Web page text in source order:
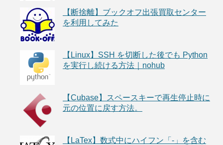
【断捨離】ブックオフ出張買取センター
を利用してみた
【Linux】SSH を切断した後でも Python
を実行し続ける方法｜nohub
【Cubase】スペースキーで再生停止時に
元の位置に戻す方法。
【LaTex】数式中にハイフン「-」を含む